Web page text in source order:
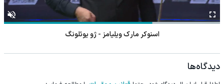
اسنوکر مارک ویلیامز - ژو یوئلونگ
دیدگاه‌ها